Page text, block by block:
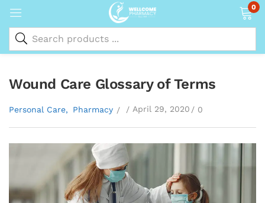
0
Wound Care Glossary of Terms
Personal Care Pharmacy April 29, 2020 0